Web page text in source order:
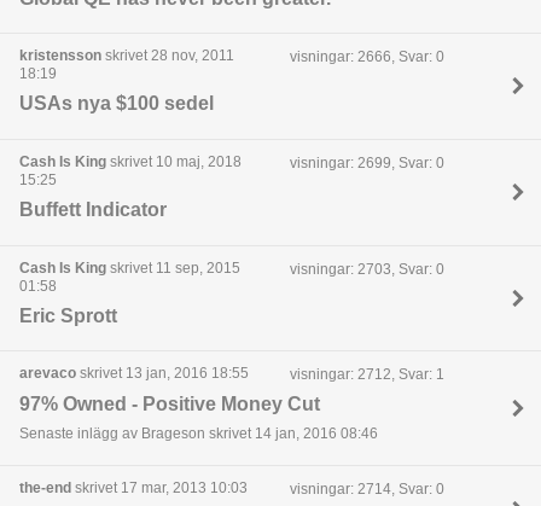
kristensson skrivet 28 nov, 2011
18:19
visningar: 2666, Svar: 0
USAs nya $100 sedel
Cash Is King skrivet 10 maj, 2018
15:25
visningar: 2699, Svar: 0
Buffett Indicator
Cash Is King skrivet 11 sep, 2015
01:58
visningar: 2703, Svar: 0
Eric Sprott
arevaco skrivet 13 jan, 2016 18:55 visningar: 2712, Svar: 1
97% Owned - Positive Money Cut
Senaste inlägg av Brageson skrivet 14 jan, 2016 08:46
the-end skrivet 17 mar, 2013 10:03 visningar: 2714, Svar: 0